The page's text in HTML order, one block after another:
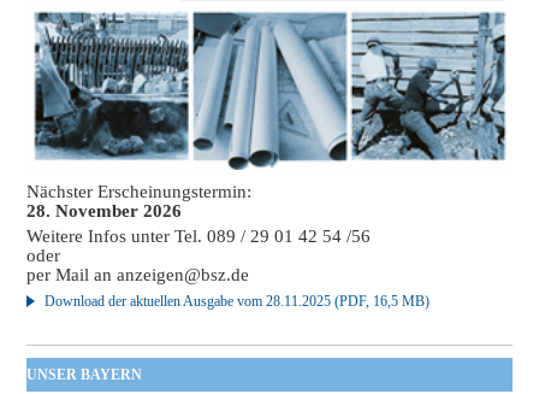
Nächster Erscheinungstermin:
28. November 2026
Weitere Infos unter Tel. 089 / 29 01 42 54 /56
oder
per Mail ananzeigen@bsz.de
Download der aktuellen Ausgabe vom 28.11.2025 (PDF, 16,5 MB)
UNSER BAYERN